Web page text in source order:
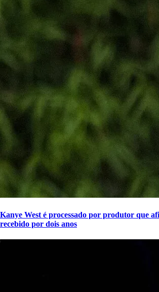
Kanye West é processado por produtor que
recebido por dois anos